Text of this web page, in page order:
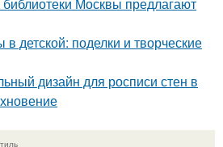
в детской: поделки и творческие
дизайн для росписи стен в